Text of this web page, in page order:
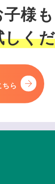
様も
く
ちら